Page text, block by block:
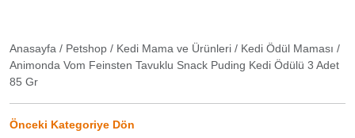
Anasayfa / Petshop / Kedi Mama ve Ürünleri / Kedi Ödül Maması /
Animonda Vom Feinsten Tavuklu Snack Puding Kedi Ödülü 3 Adet
85 Gr
Önceki Kategoriye Dön